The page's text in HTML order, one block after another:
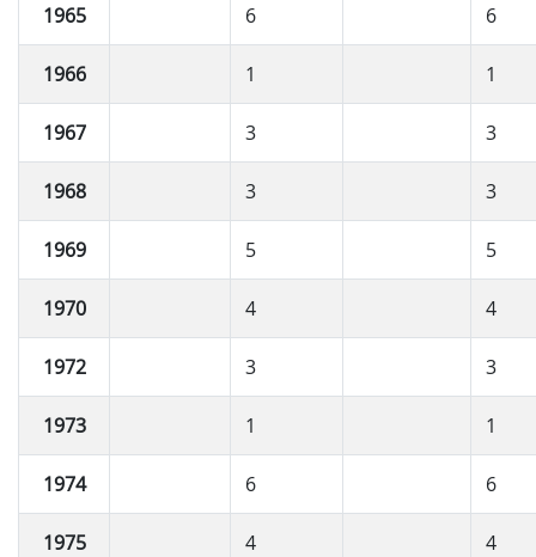
1965 6 6
1966 1 1
1967 3 3
1968 3 3
1969 5 5
1970 4 4
1972 3 3
1973 1 1
1974 6 6
1975 4 4